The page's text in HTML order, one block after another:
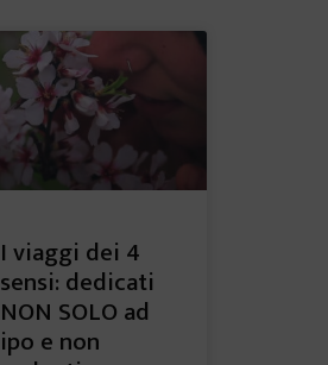
I viaggi dei 4
sensi: dedicati
NON SOLO ad
ipo e non